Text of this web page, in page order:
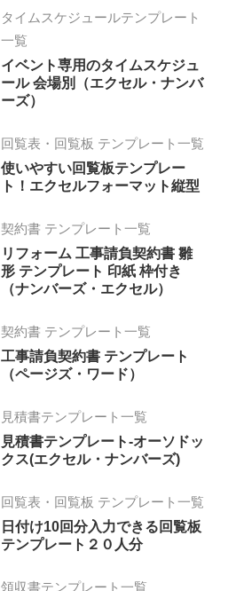
タイムスケジュールテンプレート
一覧
イベント専用のタイムスケジュ
ール 会場別（エクセル・ナンバ
ーズ）
回覧表・回覧板 テンプレート一覧
使いやすい回覧板テンプレー
ト！エクセルフォーマット縦型
契約書 テンプレート一覧
リフォーム 工事請負契約書 雛
形 テンプレート 印紙 枠付き
（ナンバーズ・エクセル）
契約書 テンプレート一覧
工事請負契約書 テンプレート
（ページズ・ワード）
見積書テンプレート一覧
見積書テンプレート-オーソドッ
クス(エクセル・ナンバーズ)
回覧表・回覧板 テンプレート一覧
日付け10回分入力できる回覧板
テンプレート２０人分
領収書テンプレート一覧